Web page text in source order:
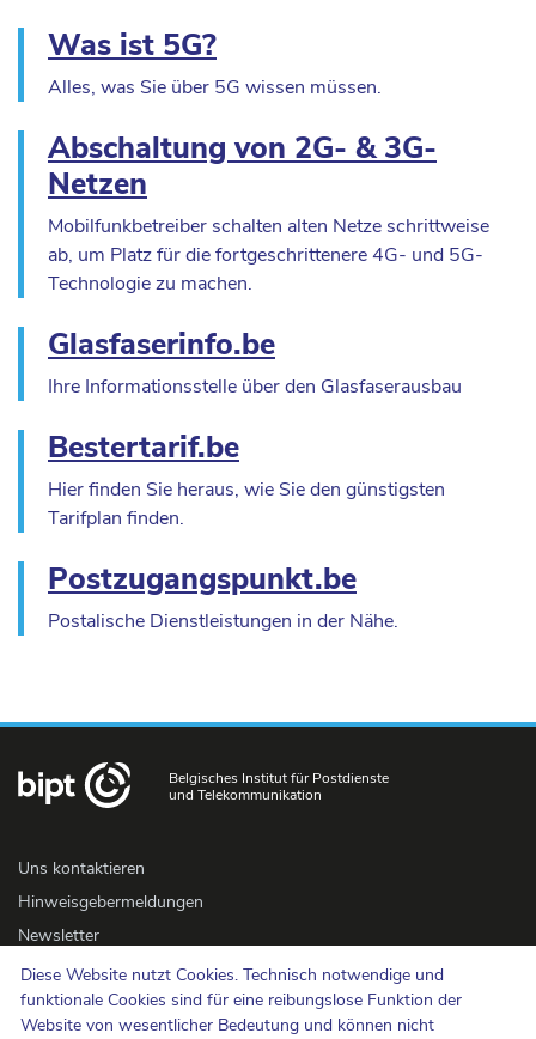
Diese Website nutzt Cookies. Technisch notwendige und
funktionale Cookies sind für eine reibungslose Funktion der
Website von wesentlicher Bedeutung und können nicht
Was ist 5G?
Alles, was Sie über 5G wissen müssen.
Abschaltung von 2G- & 3G-
Netzen
Mobilfunkbetreiber schalten alten Netze schrittweise
ab, um Platz für die fortgeschrittenere 4G- und 5G-
Technologie zu machen.
Glasfaserinfo.be
Ihre Informationsstelle über den Glasfaserausbau
Bestertarif.be
Hier finden Sie heraus, wie Sie den günstigsten
Tarifplan finden.
Postzugangspunkt.be
Postalische Dienstleistungen in der Nähe.
Belgisches Institut für Postdienste
und Telekommunikation
Uns kontaktieren
Hinweisgebermeldungen
Newsletter
Barrierefreiheit
Presse